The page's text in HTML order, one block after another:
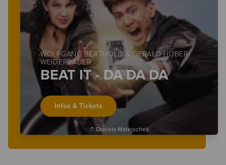
© Daniela Matejschek
WOLFGANG BERTHOLD & GERALD HUBER-
WEIDERBAUER
BEAT IT - DA DA DA
Infos & Tickets